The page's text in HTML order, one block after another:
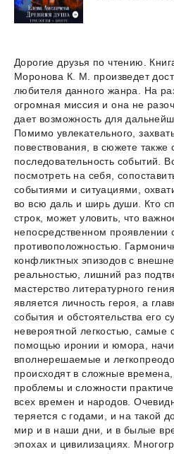
Дорогие друзья по чтению.
Моронова К. М. произведет
любителя данного жанра. На
огромная миссия и она не
дает возможность для
Помимо увлекательного,
повествования, в сюжете также
последовательность событий.
посмотреть на себя,
событиями и ситуациями,
во всю даль и ширь души. Кто
строк, может уловить, что
непосредственном проявлении
противоположностью.
конфликтных эпизодов с
реальностью, лишний раз
мастерство литературного
является личность героя, а
события и обстоятельства его
невероятной легкостью, самые
помощью иронии и юмора,
вполнерешаемые и
происходят в сложные
проблемы и сложности
всех времен и народов.
теряется с годами, и на такой
мир и в наши дни, и в былые
эпохах и цивилизациях.